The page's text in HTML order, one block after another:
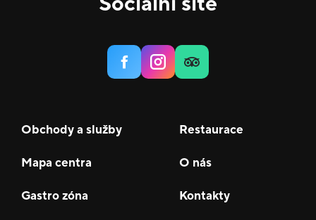
Obchody a služby Restaurace
Mapa centra O nás
Gastro zóna Kontakty